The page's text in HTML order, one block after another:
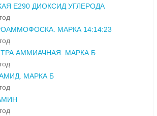
Е290 ДИОКСИД УГЛЕРОДА
МАРКА 14:14:23
АММИАЧНАЯ. МАРКА Б
МАРКА Б